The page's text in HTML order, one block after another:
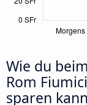
Wie du
Rom
sparen